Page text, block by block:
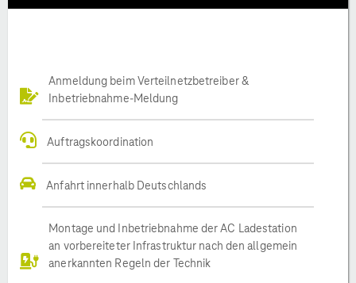
Anmeldung beim Verteilnetzbetreiber &
Inbetriebnahme-Meldung
Auftragskoordination
Anfahrt innerhalb Deutschlands
Montage und Inbetriebnahme der AC Ladestation
an vorbereiteter Infrastruktur nach den allgemein
anerkannten Regeln der Technik